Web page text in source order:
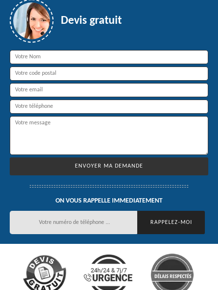
Devis gratuit
ON VOUS RAPPELLE IMMEDIATEMENT